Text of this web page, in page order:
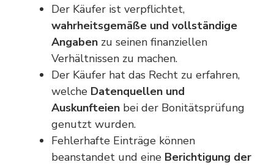
Der Käufer ist verpflichtet,
wahrheitsgemäße und vollständige
Angaben zu seinen finanziellen
Verhältnissen zu machen.
Der Käufer hat das Recht zu erfahren,
welche Datenquellen und
Auskunfteien bei der Bonitätsprüfung
genutzt wurden.
Fehlerhafte Einträge können
beanstandet und eine Berichtigung der